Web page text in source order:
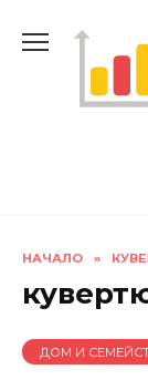
НАЧАЛО »
ДОМ И